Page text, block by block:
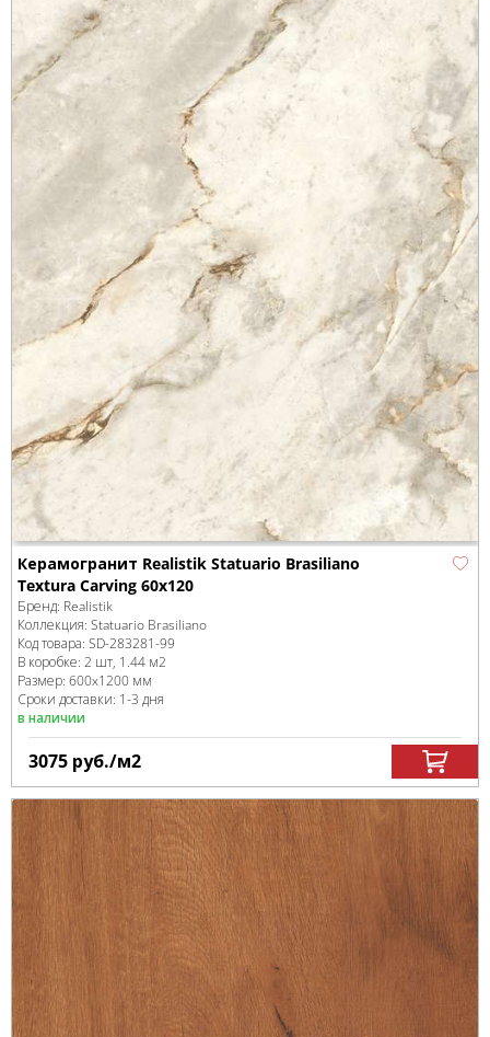
Керамогранит Realistik Statuario Brasiliano
Textura Carving 60x120
Бренд: Realistik
Коллекция: Statuario Brasiliano
Код товара: SD-283281-99
В коробке: 2 шт, 1.44 м2
Размер: 600x1200 мм
Сроки доставки: 1-3 дня
в наличии
3075 руб./м2